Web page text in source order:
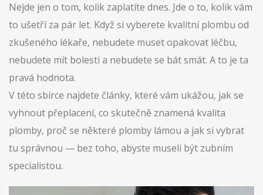
Nejde jen o tom, kolik zaplatíte dnes. Jde o to, kolik vám
to ušetří za pár let. Když si vyberete kvalitní plombu od
zkušeného lékaře, nebudete muset opakovat léčbu,
nebudete mít bolesti a nebudete se bát smát. A to je ta
pravá hodnota.
V této sbírce najdete články, které vám ukážou, jak se
vyhnout přeplacení, co skutečně znamená kvalita
plomby, proč se některé plomby lámou a jak si vybrat
tu správnou — bez toho, abyste museli být zubním
specialistou.